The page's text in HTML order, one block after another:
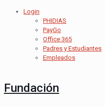
Login
PHIDIAS
PayGo
Office 365
Padres y Estudiantes
Empleados
Fundación